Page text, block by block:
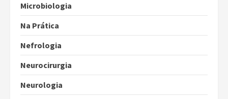
Microbiologia
Na Prática
Nefrologia
Neurocirurgia
Neurologia